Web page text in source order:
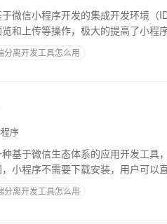
微信小程序开发的集成开发环境（
和上传等操作，极大的提高了小程
操作系统，提供
分离开发工具怎么用
序
基于微信生态体系的应用开发工具
小程序不需要下载安装，用户可以
京点餐小程序北京点餐小程序是一种
分离开发工具怎么用